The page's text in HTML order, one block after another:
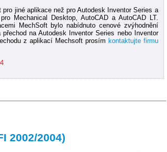
jiné aplikace než pro Autodesk Inventor Series a
Mechanical Desktop, AutoCAD a AutoCAD LT.
MechSoft bylo nabídnuto cenové zvýhodnění
na Autodesk Inventor Series nebo Inventor
z aplikací Mechsoft prosím kontaktujte firmu
2002/2004)